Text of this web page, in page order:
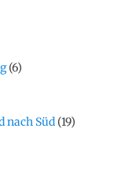
(6)
nach Süd (19)